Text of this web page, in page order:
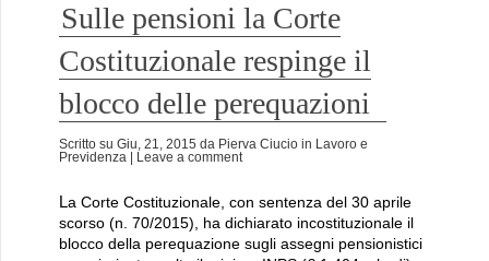
Sulle pensioni la Corte
Costituzionale respinge il
blocco delle perequazioni
Scritto su Giu, 21, 2015 da Pierva Ciucio in Lavoro e
Previdenza
| Leave a comment
La Corte Costituzionale, con sentenza del 30 aprile
scorso (n. 70/2015), ha dichiarato incostituzionale il
blocco della perequazione sugli assegni pensionistici